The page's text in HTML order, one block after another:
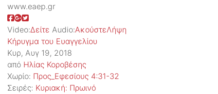
www.eaep.gr
Video:Δείτε Audio:ΑκούστεΛήψη
Κήρυγμα του Ευαγγελίου
Κυρ, Αυγ 19, 2018
από Ηλίας Κοροβέσης
Χωρίο: Προς_Εφεσίους 4:31-32
Σειρές: Kυριακή: Πρωινό